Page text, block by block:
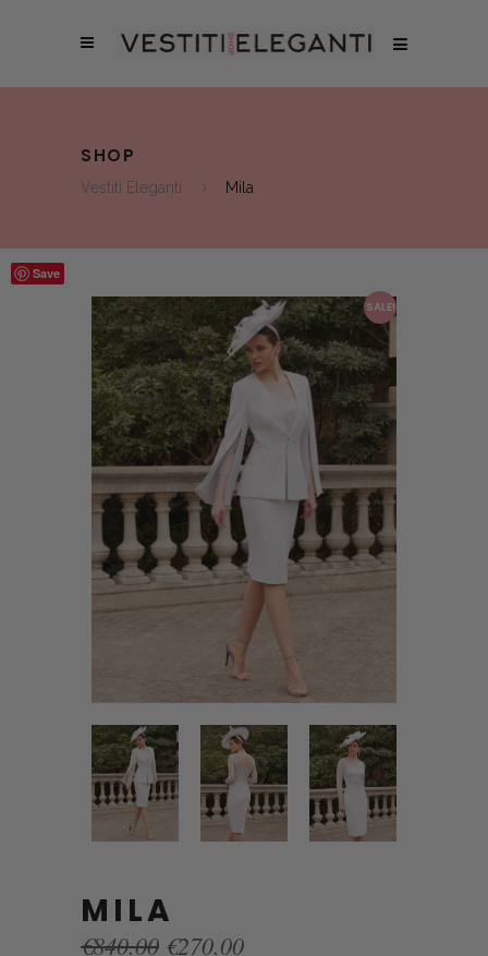
SHOP
Vestiti Eleganti Mila
Save
SALE!
MILA
€840.00 Original
€270.00Current